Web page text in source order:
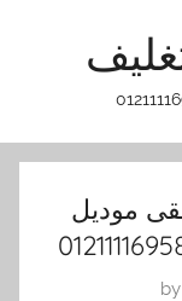
موديل